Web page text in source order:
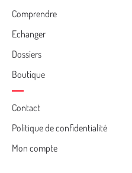
Comprendre
Echanger
Dossiers
Boutique
Cemea
footer
Contact
Politique de confidentialité
Mon compte